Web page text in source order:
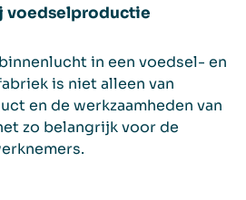
voedselproductie
in een voedsel- en
is niet alleen van
en de werkzaamheden van
zo belangrijk voor de